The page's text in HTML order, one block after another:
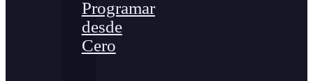
Programar
desde
Cero